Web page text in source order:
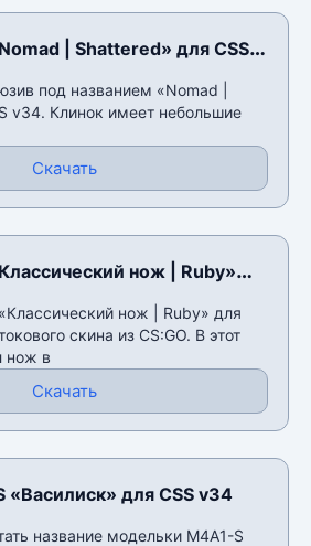
| Shattered» для CSS
под названием «Nomad |
v34. Клинок имеет небольшие
Скачать
нож | Ruby»
нож | Ruby» для
скина из CS:GO. В этот
нож в
Скачать
для CSS v34
название модельки M4A1-S